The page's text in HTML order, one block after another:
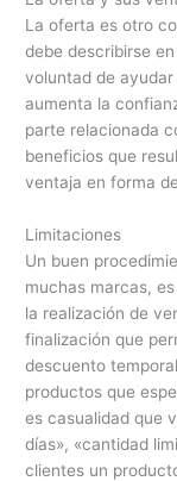
La oferta es otro
debe describirse
voluntad de
aumenta la
parte relacionada
beneficios que
ventaja en forma
Limitaciones
Un buen
muchas marcas,
la realización de
finalización que
descuento
productos que
es casualidad que
días», «cantidad
clientes un